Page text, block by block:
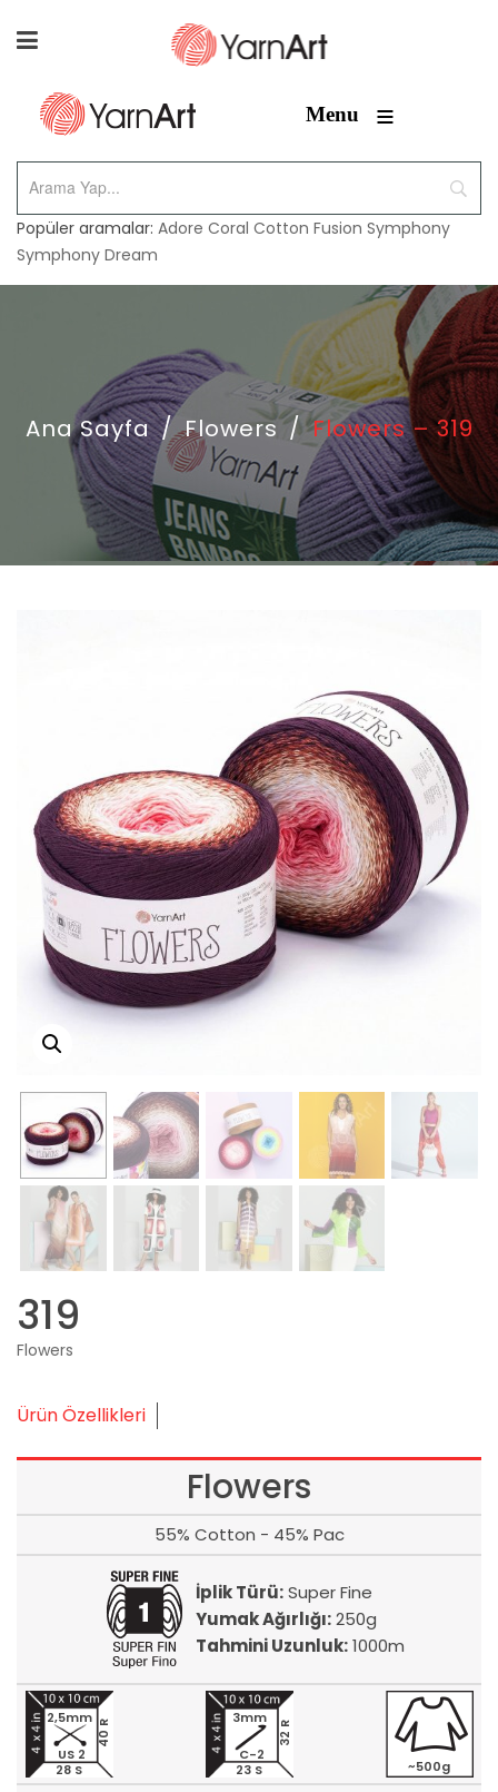
Menu ≡
Popüler aramalar: Adore Coral Cotton Fusion Symphony
Symphony Dream
Ana Sayfa / Flowers / Flowers – 319
319
Flowers
Ürün Özellikleri
Flowers
55% Cotton - 45% Pac
İplik Türü:Super Fine
Yumak Ağırlığı:250g
Tahmini Uzunluk:1000m
28 S
40 R
2,5mm
US 2
23 S
32 R
3mm
C-2
~500g